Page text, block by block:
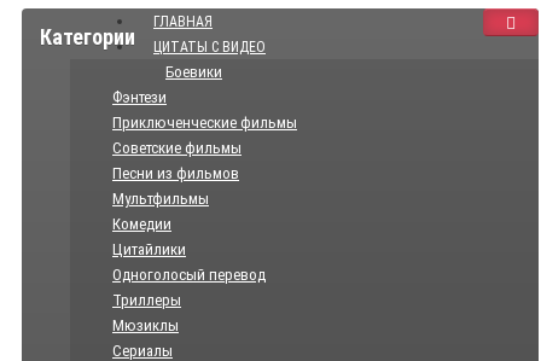
Категории
ГЛАВНАЯ
ЦИТАТЫ С ВИДЕО
Боевики
Фэнтези
Приключенческие фильмы
Советские фильмы
Песни из фильмов
Мультфильмы
Комедии
Цитайлики
Одноголосый перевод
Триллеры
Мюзиклы
Сериалы